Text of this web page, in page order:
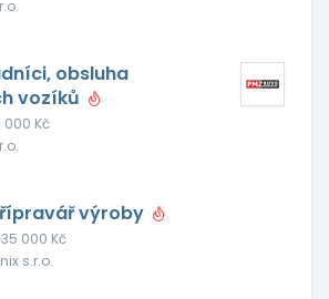
obsluha
vozíků
Kč
výroby
000 Kč
s.r.o.